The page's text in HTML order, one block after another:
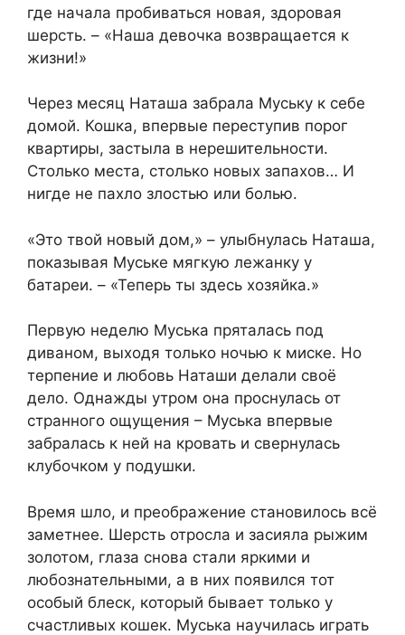
где начала пробиваться новая, здоровая
шерсть. – «Наша девочка возвращается к
жизни!»
Через месяц Наташа забрала Муську к себе
домой. Кошка, впервые переступив порог
квартиры, застыла в нерешительности.
Столько места, столько новых запахов… И
нигде не пахло злостью или болью.
«Это твой новый дом,» – улыбнулась Наташа,
показывая Муське мягкую лежанку у
батареи. – «Теперь ты здесь хозяйка.»
Первую неделю Муська пряталась под
диваном, выходя только ночью к миске. Но
терпение и любовь Наташи делали своё
дело. Однажды утром она проснулась от
странного ощущения – Муська впервые
забралась к ней на кровать и свернулась
клубочком у подушки.
Время шло, и преображение становилось всё
заметнее. Шерсть отросла и засияла рыжим
золотом, глаза снова стали яркими и
любознательными, а в них появился тот
особый блеск, который бывает только у
счастливых кошек. Муська научилась играть